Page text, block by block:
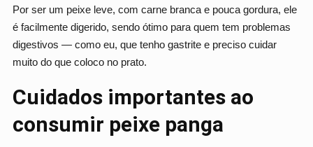
Por ser um peixe leve, com carne branca e pouca gordura, ele
é facilmente digerido, sendo ótimo para quem tem problemas
digestivos — como eu, que tenho gastrite e preciso cuidar
muito do que coloco no prato.
Cuidados importantes ao
consumir peixe panga